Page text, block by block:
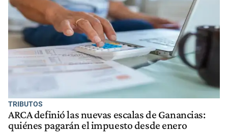
TRIBUTOS
ARCA definió las nuevas escalas de Ganancias:
quiénes pagarán el impuesto desde enero